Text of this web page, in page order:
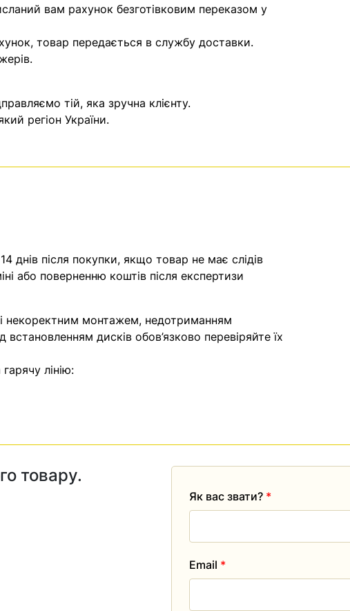
вам рахунок безготівковим переказом у
товар передається в службу доставки.
тій, яка зручна клієнту.
регіон України.
днів після покупки, якщо товар не має слідів
або поверненню коштів після експертизи
некоректним монтажем, недотриманням
дисків обов’язково перевіряйте їх
лінію:
товару.
Як вас звати? *
Email *